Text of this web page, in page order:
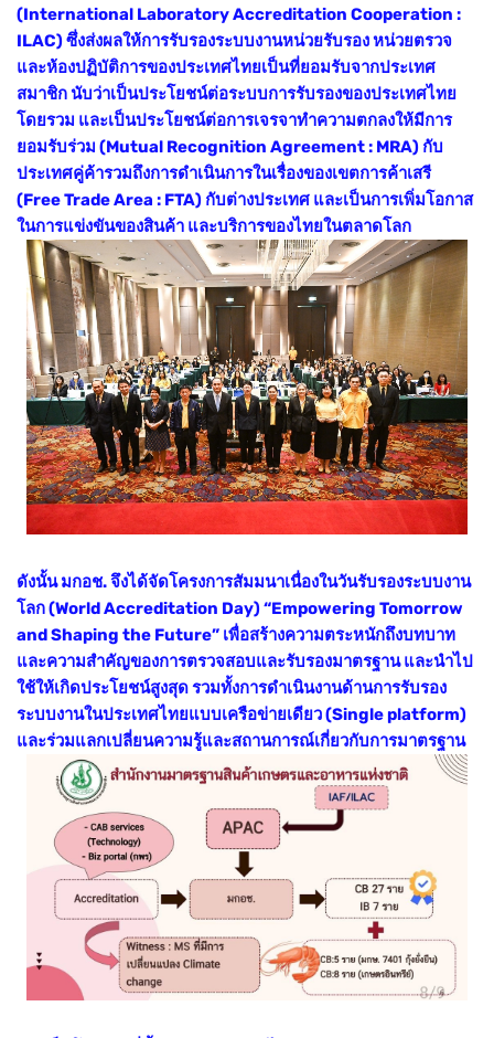
(International Laboratory Accreditation Cooperation :
ILAC) ซึ่งส่งผลให้การรับรองระบบงานหน่วยรับรอง หน่วยตรวจ
และห้องปฏิบัติการของประเทศไทยเป็นที่ยอมรับจากประเทศ
สมาชิก นับว่าเป็นประโยชน์ต่อระบบการรับรองของประเทศไทย
โดยรวม และเป็นประโยชน์ต่อการเจรจาทำความตกลงให้มีการ
ยอมรับร่วม (Mutual Recognition Agreement : MRA) กับ
ประเทศคู่ค้ารวมถึงการดำเนินการในเรื่องของเขตการค้าเสรี
(Free Trade Area : FTA) กับต่างประเทศ และเป็นการเพิ่มโอกาส
ในการแข่งขันของสินค้า และบริการของไทยในตลาดโลก
ดังนั้น มกอช. จึงได้จัดโครงการสัมมนาเนื่องในวันรับรองระบบงาน
โลก (World Accreditation Day) “Empowering Tomorrow
and Shaping the Future” เพื่อสร้างความตระหนักถึงบทบาท
และความสำคัญของการตรวจสอบและรับรองมาตรฐาน และนำไป
ใช้ให้เกิดประโยชน์สูงสุด รวมทั้งการดำเนินงานด้านการรับรอง
ระบบงานในประเทศไทยแบบเครือข่ายเดียว (Single platform)
และร่วมแลกเปลี่ยนความรู้และสถานการณ์เกี่ยวกับการมาตรฐาน